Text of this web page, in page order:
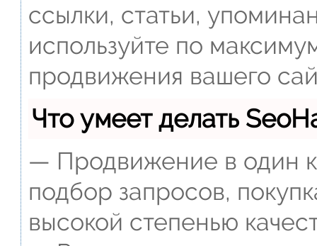
ссылки, статьи,
используйте по
продвижения вашего
Что умеет делать
— Продвижение в один
подбор запросов,
высокой степенью